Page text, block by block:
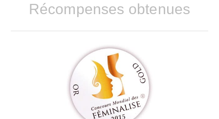
Récompenses obtenues